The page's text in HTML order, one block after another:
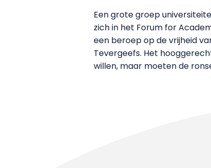
Een grote groep
zich in het Forum for
een beroep op de vrijheid
Tevergeefs. Het
willen, maar moeten de